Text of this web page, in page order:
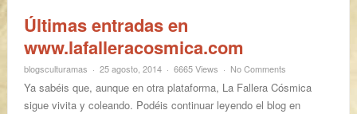
Últimas entradas en
www.lafalleracosmica.com
blogsculturamas 25 agosto, 2014 6665 Views No Comments
Ya sabéis que, aunque en otra plataforma, La Fallera Cósmica
sigue vivita y coleando. Podéis continuar leyendo el blog en